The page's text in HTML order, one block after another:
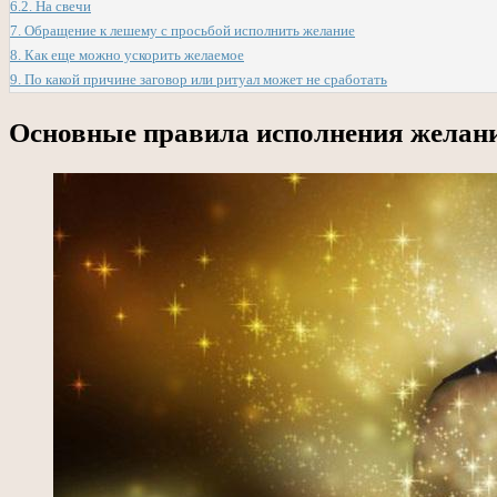
6.2. На свечи
7. Обращение к лешему с просьбой исполнить желание
8. Как еще можно ускорить желаемое
9. По какой причине заговор или ритуал может не сработать
Основные правила исполнения